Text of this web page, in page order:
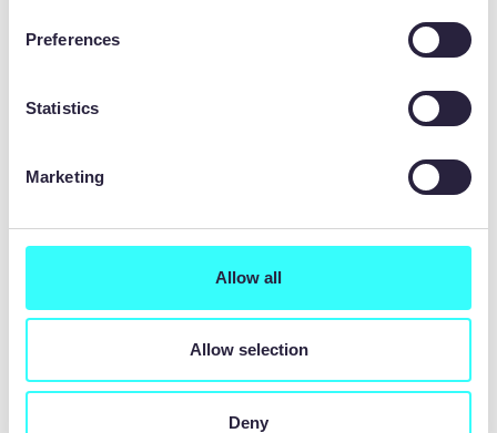
Preferences
Statistics
Marketing
Allow all
Allow selection
Deny